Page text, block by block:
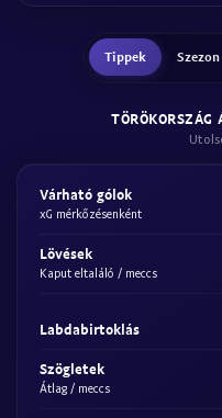
Tippek
TÖRÖKORSZÁG
Várható gólok
xG mérkőzésenként
Lövések
Kaput eltaláló / meccs
Labdabirtoklás
Szögletek
Átlag / meccs